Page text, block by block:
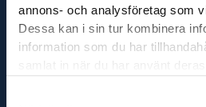
annons- och analysföretag som
Dessa kan i sin tur kombinera
information som du har